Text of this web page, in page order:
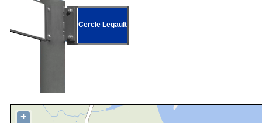
Cercle Legault
+